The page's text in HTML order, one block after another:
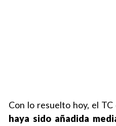
Con lo resuelto hoy, el TC
haya sido añadida